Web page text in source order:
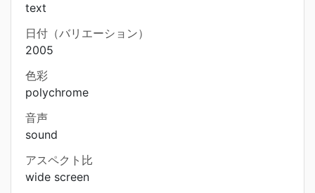
text
日付（バリエーション）
2005
色彩
polychrome
音声
sound
アスペクト比
wide screen